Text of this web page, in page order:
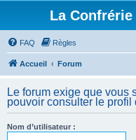
La
FAQ Règles
Accueil Forum
Le forum exige que vous
pouvoir consulter le profil
Nom d’utilisateur :